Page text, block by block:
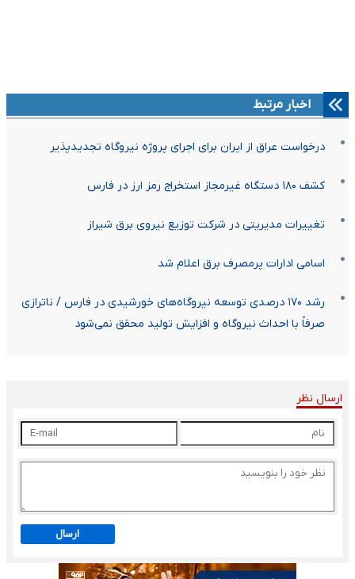
اخبار مرتبط
درخواست عراق از ایران برای اجرای پروژه نیروگاه تجدیدپذیر
کشف ۱۸۰ دستگاه غیرمجاز استخراج رمز ارز در فارس
تغییرات مدیریتی در شرکت توزیع نیروی برق شیراز
اسامی ادارات پرمصرف برق اعلام شد
رشد ۱۷۰ درصدی توسعه نیروگاه‌های خورشیدی در فارس / ناترازی
صرفاً با احداث نیروگاه و افزایش تولید محقق نمی‌شود
ارسال نظر
ارسال